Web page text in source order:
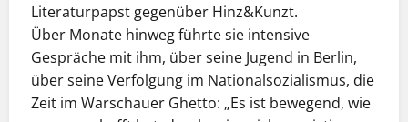
Literaturpapst gegenüber Hinz&Kunzt.
Über Monate hinweg führte sie intensive
Gespräche mit ihm, über seine Jugend in Berlin,
über seine Verfolgung im Nationalsozialismus, die
Zeit im Warschauer Ghetto: „Es ist bewegend, wie